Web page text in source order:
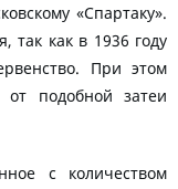
«Спартаку».
так как в 1936 году
При этом
подобной затеи
с количеством